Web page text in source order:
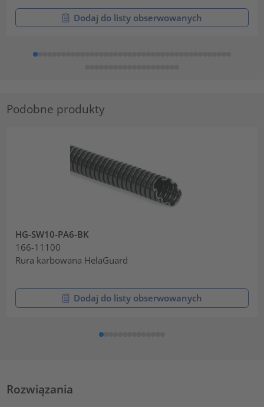
Dodaj do listy obserwowanych
Podobne produkty
HG-SW10-PA6-BK
166-11100
Rura karbowana HelaGuard
Dodaj do listy obserwowanych
Rozwiązania